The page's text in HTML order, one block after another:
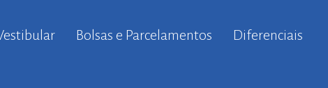
Bolsas e Parcelamentos Diferenciais